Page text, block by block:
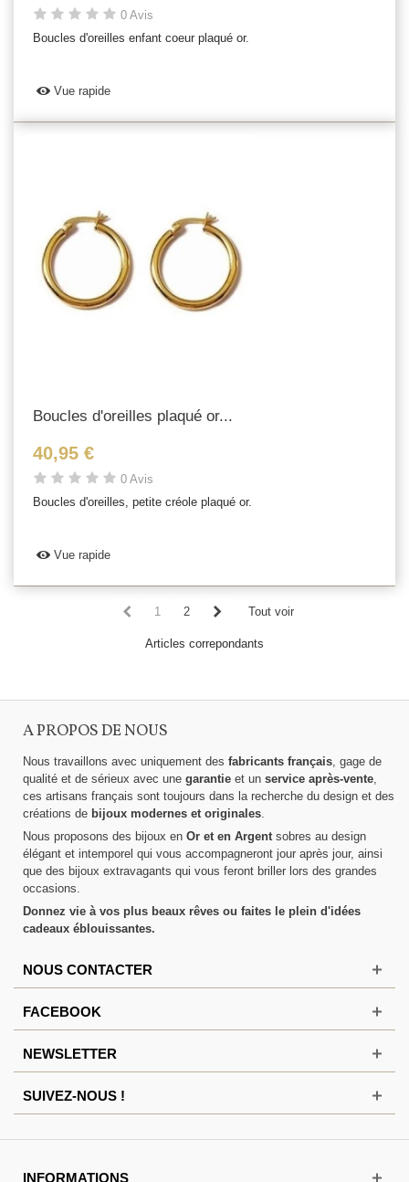
0 Avis
Boucles d'oreilles enfant coeur plaqué or.
Vue rapide
Boucles d'oreilles plaqué or...
40,95 €
0 Avis
Boucles d'oreilles, petite créole plaqué or.
Vue rapide
1 2 Tout voir
Articles correpondants
A PROPOS DE NOUS
Nous travaillons avec uniquement des fabricants français , gage de
qualité et de sérieux avec une garantie et un service après-vente
ces artisans français sont toujours dans la recherche du design et des
créations de bijoux modernes et originales
Nous proposons des bijoux en Or et en Argent sobres au design
élégant et intemporel qui vous accompagneront jour après jour, ainsi
que des bijoux extravagants qui vous feront briller lors des grandes
occasions.
Donnez vie à vos plus beaux rêves ou faites le plein d'idées
cadeaux éblouissantes.
NOUS CONTACTER
FACEBOOK
NEWSLETTER
SUIVEZ-NOUS !
INFORMATIONS